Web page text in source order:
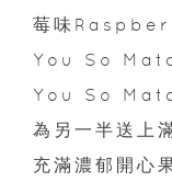
莓味
You So
You So
為另一半送
充滿濃郁開心